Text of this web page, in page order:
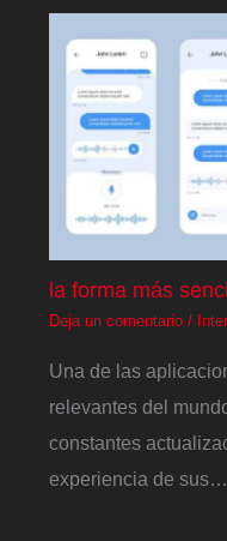
la forma más
Deja un comentario /
Una de las
relevantes del
constantes
experiencia de sus…